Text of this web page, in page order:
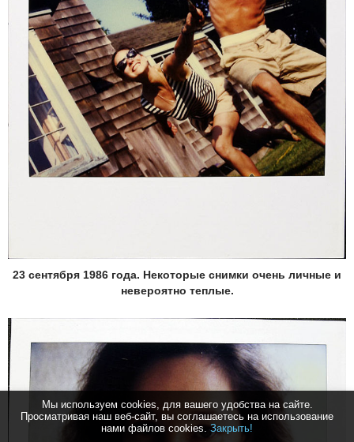
Мы используем cookies, для вашего удобства на сайте.
Просматривая наш веб-сайт, вы соглашаетесь на использование
нами файлов cookies.Закрыть!
23 сентября 1986 года. Некоторые снимки очень личные и
невероятно теплые.